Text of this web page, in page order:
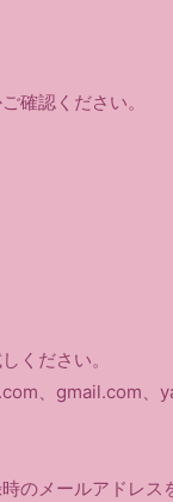
確認ください。
ください。
、gmail.com、
のメールアドレス